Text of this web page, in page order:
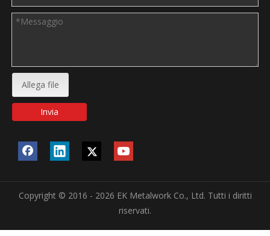
Allega file
Invia
Copyright © 2016 - 2026 EK Metalwork Co., Ltd. Tutti i diritti
riservati.